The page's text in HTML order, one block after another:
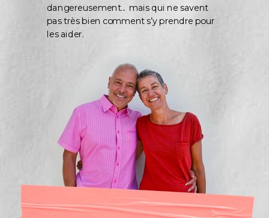
dangereusement... mais qui ne savent
pas très bien comment s’y prendre pour
les aider.